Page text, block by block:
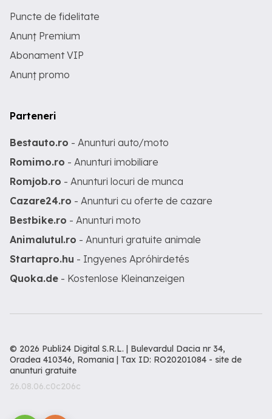
Puncte de fidelitate
Anunț Premium
Abonament VIP
Anunț promo
Parteneri
Bestauto.ro - Anunturi auto/moto
Romimo.ro - Anunturi imobiliare
Romjob.ro - Anunturi locuri de munca
Cazare24.ro - Anunturi cu oferte de cazare
Bestbike.ro - Anunturi moto
Animalutul.ro - Anunturi gratuite animale
Startapro.hu - Ingyenes Apróhirdetés
Quoka.de - Kostenlose Kleinanzeigen
© 2026 Publi24 Digital S.R.L. | Bulevardul Dacia nr 34,
Oradea 410346, Romania | Tax ID: RO20201084 - site de
anunturi gratuite
26.08.06.c0c206c